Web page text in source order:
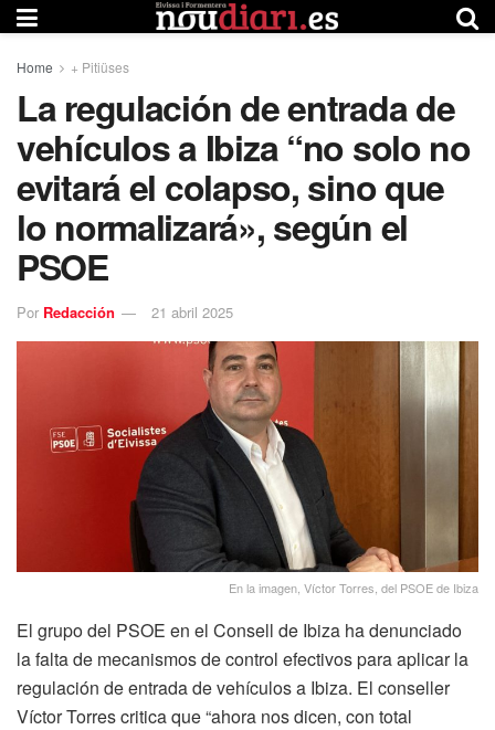
Home + Pitiüses
La regulación de entrada de
vehículos a Ibiza “no solo no
evitará el colapso, sino que
lo normalizará», según el
PSOE
Por Redacción 21 abril 2025
En la imagen, Víctor Torres, del PSOE de Ibiza
El grupo del PSOE en el Consell de Ibiza ha denunciado
la falta de mecanismos de control efectivos para aplicar la
regulación de entrada de vehículos a Ibiza. El conseller
Víctor Torres critica que “ahora nos dicen, con total